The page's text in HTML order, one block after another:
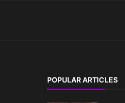
POPULAR ARTICLES